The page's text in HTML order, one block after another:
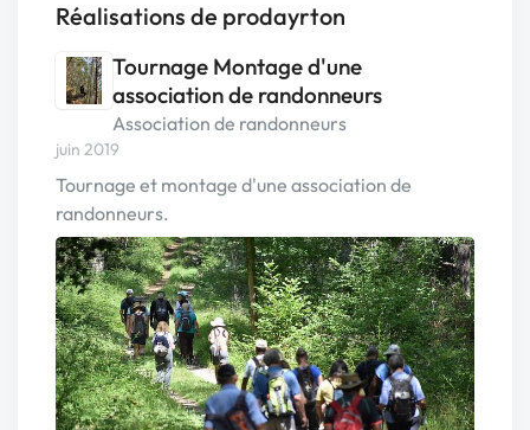
Réalisations de prodayrton
Tournage Montage d'une
association de randonneurs
Association de randonneurs
juin 2019
Tournage et montage d'une association de
randonneurs.